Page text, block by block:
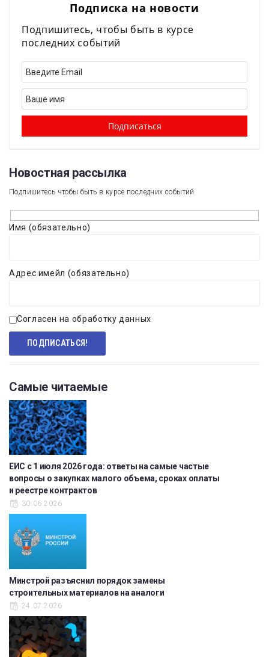
Подписка на новости
Подпишитесь, чтобы быть в курсе
последних событий
Новостная рассылка​
Подпишитесь чтобы быть в курсе последних событий
Имя (обязательно)
Адрес имейл (обязательно)
Согласен на обработку данных
Самые читаемые
ЕИС с 1 июля 2026 года: ответы на самые частые
вопросы о закупках малого объема, сроках оплаты
и реестре контрактов
30.06.2026
Минстрой разъяснил порядок замены
строительных материалов на аналоги
24.07.2026